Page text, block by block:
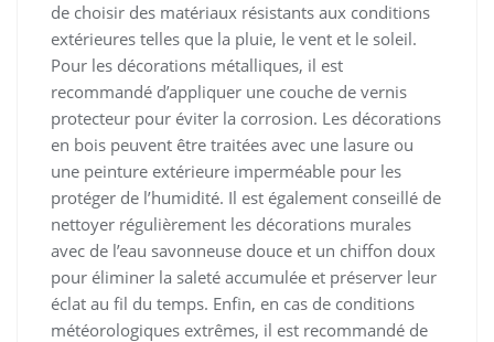
de choisir des matériaux résistants aux conditions
extérieures telles que la pluie, le vent et le soleil.
Pour les décorations métalliques, il est
recommandé d’appliquer une couche de vernis
protecteur pour éviter la corrosion. Les décorations
en bois peuvent être traitées avec une lasure ou
une peinture extérieure imperméable pour les
protéger de l’humidité. Il est également conseillé de
nettoyer régulièrement les décorations murales
avec de l’eau savonneuse douce et un chiffon doux
pour éliminer la saleté accumulée et préserver leur
éclat au fil du temps. Enfin, en cas de conditions
météorologiques extrêmes, il est recommandé de